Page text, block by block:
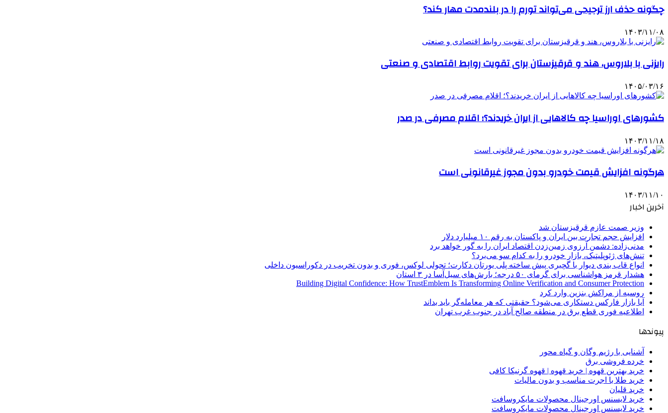
چگونه حذف ارز ترجیحی می‌تواند تورم را در بلندمدت مهار کند؟
۱۴۰۳/۱۱/۰۸
رایزنی با بلاروس، هند و قرقیزستان برای تقویت روابط اقتصادی و صنعتی
۱۴۰۵/۰۳/۱۶
کشورهای اوراسیا چه کالاهایی از ایران خریدند؟؛ اقلام مصرفی در صدر
۱۴۰۳/۱۱/۱۸
هرگونه افزایش قیمت خودرو بدون مجوز غیرقانونی است
۱۴۰۳/۱۱/۱۰
آخرین اخبار
وزیر صمت عازم قرقیزستان شد
افزایش حجم تجارت بین ایران و پاکستان به رقم ۱۰ میلیارد دلار
مدنی‌زاده: دشمن آرزوی زمین‌زدن اقتصاد ایران را به گور خواهد برد
تنش‌های ژئوپلیتیک، بازار خودرو را به کدام سو می‌برد؟
انواع قاب بندی دیوار با گچبری پیش ساخته پلی یورتان دکارت؛ تحولی لوکس، فوری و بدون تخریب در دکوراسیون داخلی
هشدار قرمز هواشناسی برای گرمای ۵۰ درجه؛ بارش‌های سیل‌آسا در ۳ استان
Building Digital Confidence: How TrustEmblem Is Transforming Online Verification and Consumer Protection
روسیه از مراکش بنزین وارد کرد
آیا بازار فارکس دستکاری می‌شود؟ حقیقتی که هر معامله‌گر باید بداند
اطلاعیه فوری قطع برق در منطقه صالح آباد در جنوب غرب تهران
پیوندها
آشنایی با رژیم وگان و گیاه محور
خرده فروشی برق
خرید بهترین قهوه | خرید قهوه | قهوه گرنیکا کافی
خرید طلا با اجرت مناسب و بدون مالیات
خرید قلیان
خرید لایسنس اورجینال محصولات مایکروسافت
خرید لایسنس اورجینال محصولات مایکروسافت